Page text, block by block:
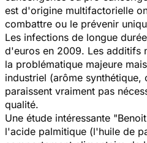
est d'origine multifactorielle
combattre ou le prévenir
Les infections de longue
d'euros en 2009. Les additifs
la problématique majeure
industriel (arôme synthétique,
paraissent vraiment pas
qualité.
Une étude intéressante
l'acide palmitique (l'huile de